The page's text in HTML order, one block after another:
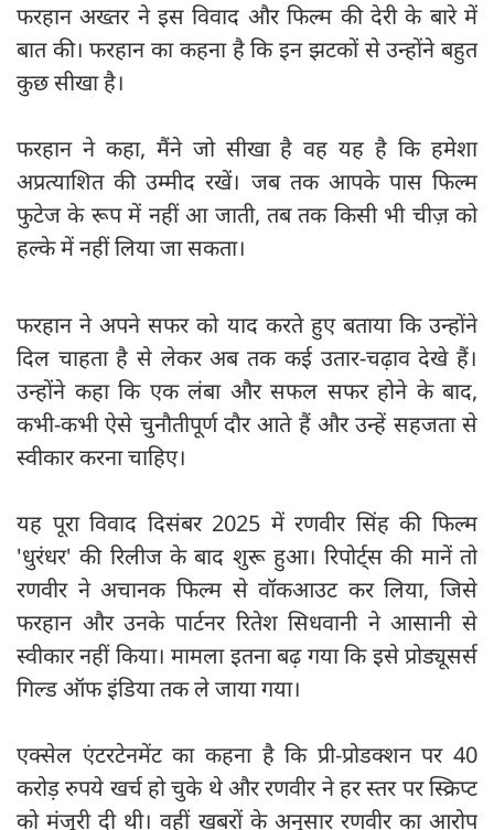
फरहान अख्तर ने इस विवाद और फिल्म की देरी के बारे में
बात की। फरहान का कहना है कि इन झटकों से उन्होंने बहुत
कुछ सीखा है।
फरहान ने कहा, मैंने जो सीखा है वह यह है कि हमेशा
अप्रत्याशित की उम्मीद रखें। जब तक आपके पास फिल्म
फुटेज के रूप में नहीं आ जाती, तब तक किसी भी चीज़ को
हल्के में नहीं लिया जा सकता।
फरहान ने अपने सफर को याद करते हुए बताया कि उन्होंने
दिल चाहता है से लेकर अब तक कई उतार-चढ़ाव देखे हैं।
उन्होंने कहा कि एक लंबा और सफल सफर होने के बाद,
कभी-कभी ऐसे चुनौतीपूर्ण दौर आते हैं और उन्हें सहजता से
स्वीकार करना चाहिए।
यह पूरा विवाद दिसंबर 2025 में रणवीर सिंह की फिल्म
'धुरंधर' की रिलीज के बाद शुरू हुआ। रिपोर्ट्स की मानें तो
रणवीर ने अचानक फिल्म से वॉकआउट कर लिया, जिसे
फरहान और उनके पार्टनर रितेश सिधवानी ने आसानी से
स्वीकार नहीं किया। मामला इतना बढ़ गया कि इसे प्रोड्यूसर्स
गिल्ड ऑफ इंडिया तक ले जाया गया।
एक्सेल एंटरटेनमेंट का कहना है कि प्री-प्रोडक्शन पर 40
करोड़ रुपये खर्च हो चुके थे और रणवीर ने हर स्तर पर स्क्रिप्ट
को मंजूरी दी थी। वहीं खबरों के अनुसार रणवीर का आरोप